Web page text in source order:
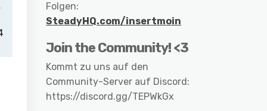
Folgen:
SteadyHQ.com/insertmoin
Join the Community! <3
Kommt zu uns auf den
Community-Server auf Discord:
https://discord.gg/TEPWkGx